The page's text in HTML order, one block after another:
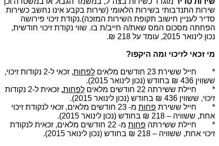
שירות התנדבותי בשירות הלאומי (שירות בקבע אינו נחשב כשירות
סדיר לעניין חישוב תקופת השירות המזכה).נקודת זיכוי פירושה
הפחתה מסכום המס שאת/ה חייב/ת בו. שווי נקודת זיכוי חודשית,
נכון לינואר 2015, עומד על 218 ₪.
מי זכאי לזיכוי ומה היקפו?
* חייל ששירת 23 חודשים מלאים לפחות,
זכאי ל-2 נקודות זיכוי,
ששווין 436 ₪ בחודש (נכון לינואר 2015).
* חיילת ששירתה 22 חודשים מלאים לפחות,
זכאית ל-2 נקודות
זיכוי, ששווין 436 ₪ בחודש (נכון לינואר 2015)
.
* חייל ששירת פחות מ- 23 חודשים מלאים,
זכאי לנקודת זיכוי
אחת, ששוויה –
* חיילת ששירתה פחות מ- 22 חודשים מלאים,
זכאית לנקודת
זיכוי אחת, ששוויה –